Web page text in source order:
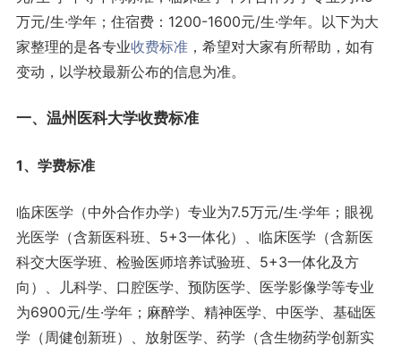
万元/生·学年；住宿费：1200-1600元/生·学年。以下为大
家整理的是各专业收费标准，希望对大家有所帮助，如有
变动，以学校最新公布的信息为准。
一、温州医科大学收费标准
1、学费标准
临床医学（中外合作办学）专业为7.5万元/生·学年；眼视
光医学（含新医科班、5+3一体化）、临床医学（含新医
科交大医学班、检验医师培养试验班、5+3一体化及方
向）、儿科学、口腔医学、预防医学、医学影像学等专业
为6900元/生·学年；麻醉学、精神医学、中医学、基础医
学（周健创新班）、放射医学、药学（含生物药学创新实